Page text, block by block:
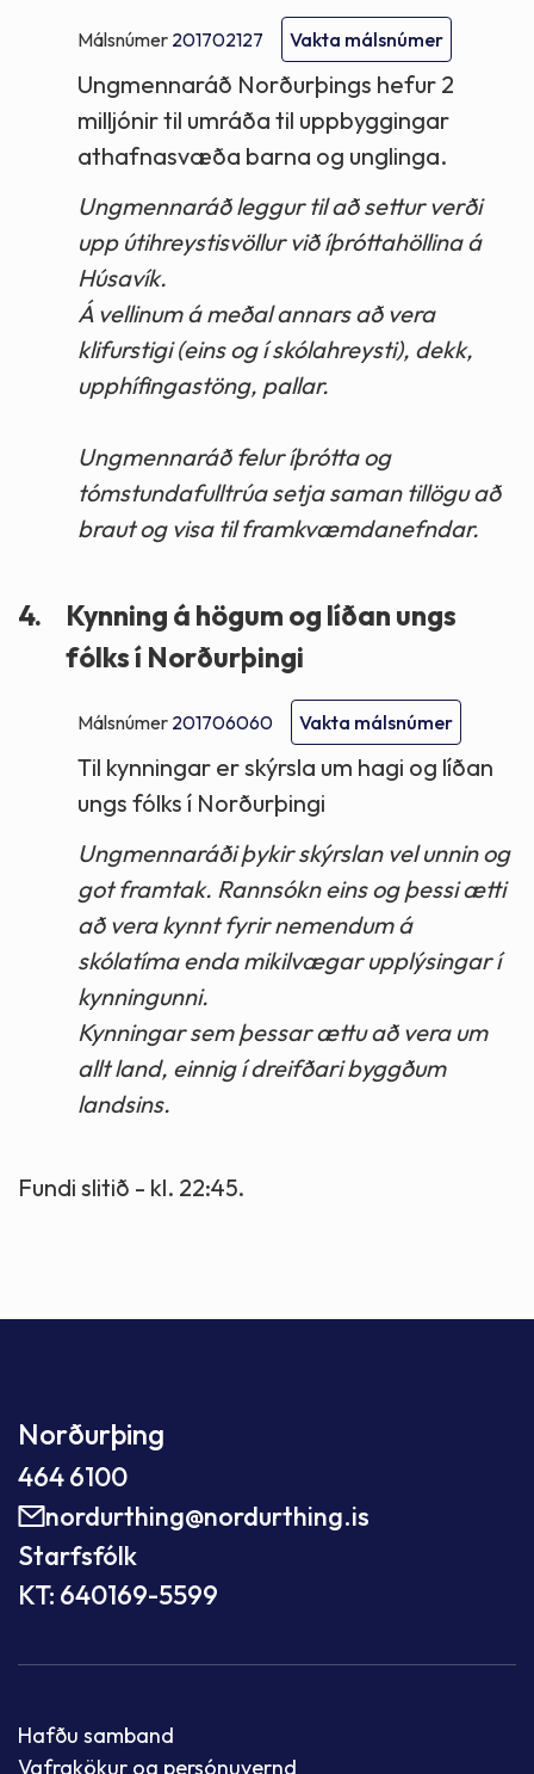
Málsnúmer 201702127 Vakta málsnúmer
Ungmennaráð Norðurþings hefur 2
milljónir til umráða til uppbyggingar
athafnasvæða barna og unglinga.
Ungmennaráð leggur til að settur verði
upp útihreystisvöllur við íþróttahöllina á
Húsavík.
Á vellinum á meðal annars að vera
klifurstigi (eins og í skólahreysti), dekk,
upphífingastöng, pallar.
Ungmennaráð felur íþrótta og
tómstundafulltrúa setja saman tillögu að
braut og visa til framkvæmdanefndar.
4.
Kynning á högum og líðan ungs
fólks í Norðurþingi
Málsnúmer 201706060 Vakta málsnúmer
Til kynningar er skýrsla um hagi og líðan
ungs fólks í Norðurþingi
Ungmennaráði þykir skýrslan vel unnin og
got framtak. Rannsókn eins og þessi ætti
að vera kynnt fyrir nemendum á
skólatíma enda mikilvægar upplýsingar í
kynningunni.
Kynningar sem þessar ættu að vera um
allt land, einnig í dreifðari byggðum
landsins.
Fundi slitið - kl. 22:45.
Norðurþing
464 6100
nordurthing@nordurthing.is
Starfsfólk
KT: 640169-5599
Hafðu samband
Vafrakökur og persónuvernd